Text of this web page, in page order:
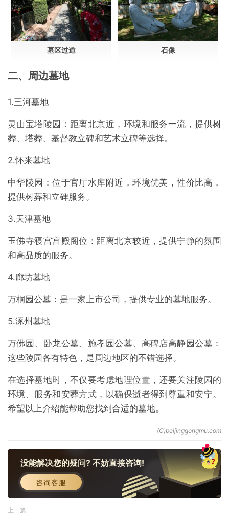
墓区过道 石像
二、周边墓地
1.三河墓地
灵山宝塔陵园：距离北京近，环境和服务一流，提供树
葬、塔葬、基督教立碑和艺术立碑等选择。
2.怀来墓地
中华陵园：位于官厅水库附近，环境优美，性价比高，
提供树葬和立碑服务。
3.天津墓地
玉佛寺寝宫宫殿阁位：距离北京较近，提供宁静的氛围
和高品质的服务。
4.廊坊墓地
万桐园公墓：是一家上市公司，提供专业的墓地服务。
5.涿州墓地
万佛园、卧龙公墓、施孝园公墓、高碑店高静园公墓：
这些陵园各有特色，是周边地区的不错选择。
在选择墓地时，不仅要考虑地理位置，还要关注陵园的
环境、服务和安葬方式，以确保逝者得到尊重和安宁。
希望以上介绍能帮助您找到合适的墓地。
没能解决您的疑问? 不妨直接咨询!
咨询客服
上一篇